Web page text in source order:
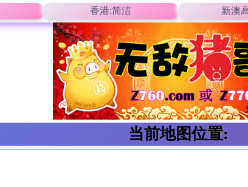
香港:简洁 新澳
当前地图位置: